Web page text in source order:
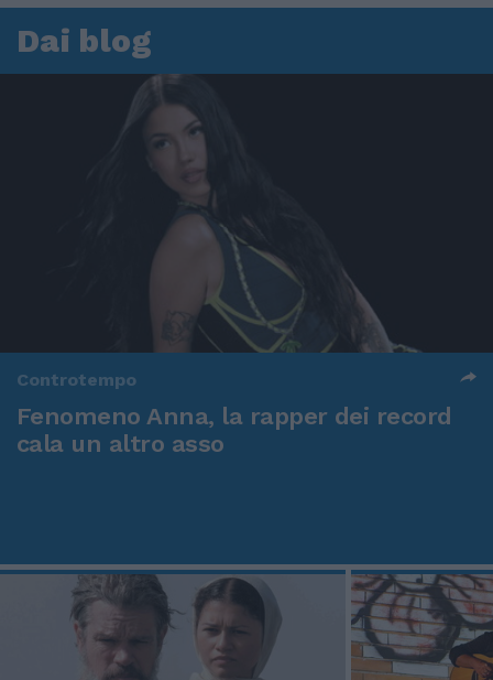
Dai blog
Controtempo
Fenomeno Anna, la rapper dei record
cala un altro asso